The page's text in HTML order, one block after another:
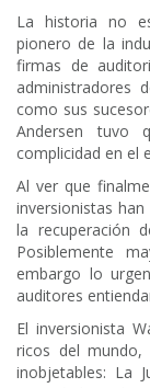
La historia no
pionero de la
firmas de
administradores
como sus
Andersen tuvo
complicidad en el
Al ver que
inversionistas
la recuperación
Posiblemente
embargo lo
auditores
El inversionista
ricos del mundo,
inobjetables: La